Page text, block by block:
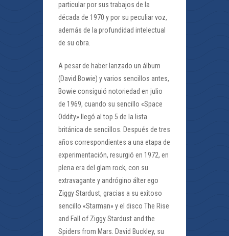
particular por sus trabajos de la
década de 1970 y por su peculiar voz,
además de la profundidad intelectual
de su obra.
A pesar de haber lanzado un álbum
(David Bowie) y varios sencillos antes,
Bowie consiguió notoriedad en julio
de 1969, cuando su sencillo «Space
Oddity» llegó al top 5 de la lista
británica de sencillos. Después de tres
años correspondientes a una etapa de
experimentación, resurgió en 1972, en
plena era del glam rock, con su
extravagante y andrógino álter ego
Ziggy Stardust, gracias a su exitoso
sencillo «Starman» y el disco The Rise
and Fall of Ziggy Stardust and the
Spiders from Mars. David Buckley, su